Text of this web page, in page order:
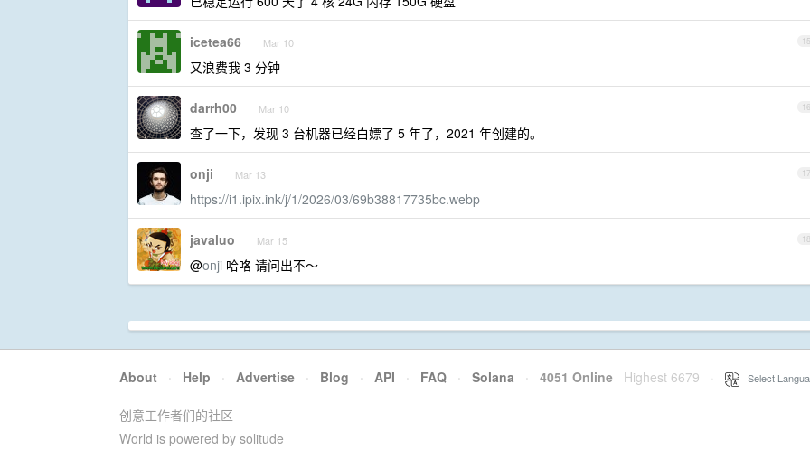
15
icetea66 Mar 10
又浪费我 3 分钟
16
darrh00 Mar 10
查了一下，发现 3 台机器已经白嫖了 5 年了，2021 年创建的。
17
onji Mar 13
https://i1.ipix.ink/j/1/2026/03/69b38817735bc.webp
18
javaluo Mar 15
@onji 哈咯 请问出不～
About · Help · Advertise · Blog · API · FAQ · Solana · 4051 Online Highest 6679 Select
创意工作者们的社区
World is powered by solitude